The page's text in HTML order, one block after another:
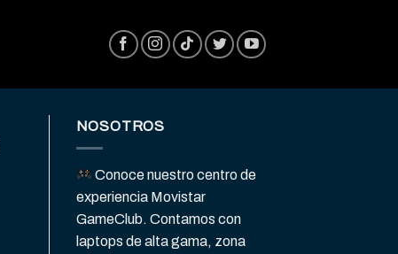
NOSOTROS
Conoce nuestro centro de
experiencia Movistar
GameClub. Contamos con
laptops de alta gama, zona